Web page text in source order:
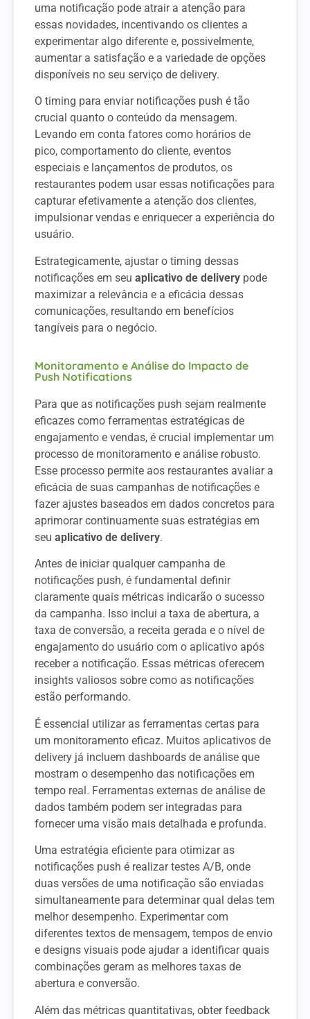
uma notificação pode atrair a atenção para
essas novidades, incentivando os clientes a
experimentar algo diferente e, possivelmente,
aumentar a satisfação e a variedade de opções
disponíveis no seu serviço de delivery.
O timing para enviar notificações push é tão
crucial quanto o conteúdo da mensagem.
Levando em conta fatores como horários de
pico, comportamento do cliente, eventos
especiais e lançamentos de produtos, os
restaurantes podem usar essas notificações para
capturar efetivamente a atenção dos clientes,
impulsionar vendas e enriquecer a experiência do
usuário.
Estrategicamente, ajustar o timing dessas
notificações em seu aplicativo de delivery pode
maximizar a relevância e a eficácia dessas
comunicações, resultando em benefícios
tangíveis para o negócio.
Monitoramento e Análise do Impacto de
Push Notifications
Para que as notificações push sejam realmente
eficazes como ferramentas estratégicas de
engajamento e vendas, é crucial implementar um
processo de monitoramento e análise robusto.
Esse processo permite aos restaurantes avaliar a
eficácia de suas campanhas de notificações e
fazer ajustes baseados em dados concretos para
aprimorar continuamente suas estratégias em
seu aplicativo de delivery.
Antes de iniciar qualquer campanha de
notificações push, é fundamental definir
claramente quais métricas indicarão o sucesso
da campanha. Isso inclui a taxa de abertura, a
taxa de conversão, a receita gerada e o nível de
engajamento do usuário com o aplicativo após
receber a notificação. Essas métricas oferecem
insights valiosos sobre como as notificações
estão performando.
É essencial utilizar as ferramentas certas para
um monitoramento eficaz. Muitos aplicativos de
delivery já incluem dashboards de análise que
mostram o desempenho das notificações em
tempo real. Ferramentas externas de análise de
dados também podem ser integradas para
fornecer uma visão mais detalhada e profunda.
Uma estratégia eficiente para otimizar as
notificações push é realizar testes A/B, onde
duas versões de uma notificação são enviadas
simultaneamente para determinar qual delas tem
melhor desempenho. Experimentar com
diferentes textos de mensagem, tempos de envio
e designs visuais pode ajudar a identificar quais
combinações geram as melhores taxas de
abertura e conversão.
Além das métricas quantitativas, obter feedback